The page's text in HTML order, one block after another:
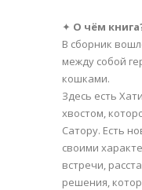
✦ О чём
В сборник
между собой
кошками.
Здесь есть
хвостом,
Сатору. Есть
своими
встречи,
решения,